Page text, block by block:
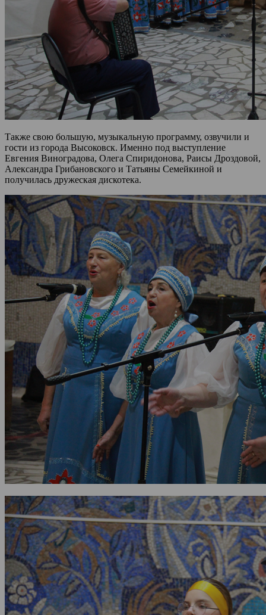
Также свою большую, музыкальную программу, озвучили и
гости из города Высоковск. Именно под выступление
Евгения Виноградова, Олега Спиридонова, Раисы Дроздовой,
Александра Грибановского и Татьяны Семейкиной и
получилась дружеская дискотека.